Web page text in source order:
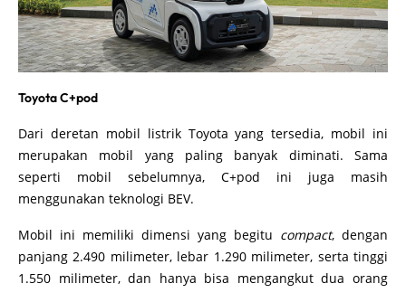
Toyota C+pod
Dari deretan mobil listrik Toyota yang tersedia, mobil ini
merupakan mobil yang paling banyak diminati. Sama
seperti mobil sebelumnya, C+pod ini juga masih
menggunakan teknologi BEV.
Mobil ini memiliki dimensi yang begitu compact, dengan
panjang 2.490 milimeter, lebar 1.290 milimeter, serta tinggi
1.550 milimeter, dan hanya bisa mengangkut dua orang